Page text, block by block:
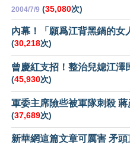
2004/7/9 (35,080次)
內幕！「願爲江背黑鍋的女
(30,218次)
曾慶紅支招！整治兒媳江澤
(45,930次)
軍委主席險些被軍隊刺殺
(37,689次)
新華網這篇文章可厲害 矛頭